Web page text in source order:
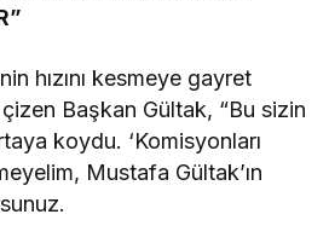
hızını kesmeye gayret
Başkan Gültak, “Bu sizin
koydu. ‘Komisyonları
Mustafa Gültak’ın